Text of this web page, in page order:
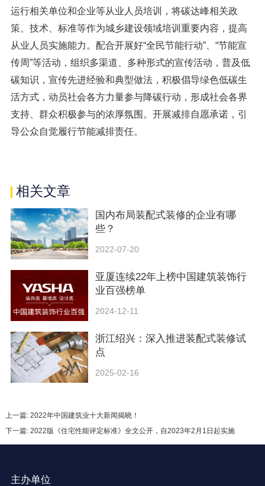
运行相关单位和企业等从业人员培训，将碳达峰相关政
策、技术、标准等作为城乡建设领域培训重要内容，提高
从业人员实施能力。配合开展好“全民节能行动”、“节能宣
传周”等活动，组织多渠道、多种形式的宣传活动，普及低
碳知识，宣传先进经验和典型做法，积极倡导绿色低碳生
活方式，动员社会各方力量参与降碳行动，形成社会各界
支持、群众积极参与的浓厚氛围。开展减排自愿承诺，引
导公众自觉履行节能减排责任。
相关文章
国内布局装配式装修的企业有哪
些？
2022-07-20
亚厦连续22年上榜中国建筑装饰行
业百强榜单
2024-12-11
浙江绍兴：深入推进装配式装修试
点
2025-02-16
上一篇: 2022年中国建筑业十大新闻揭晓！
下一篇: 2022版《住宅性能评定标准》全文公开，自2023年2月1日起实施
主办单位